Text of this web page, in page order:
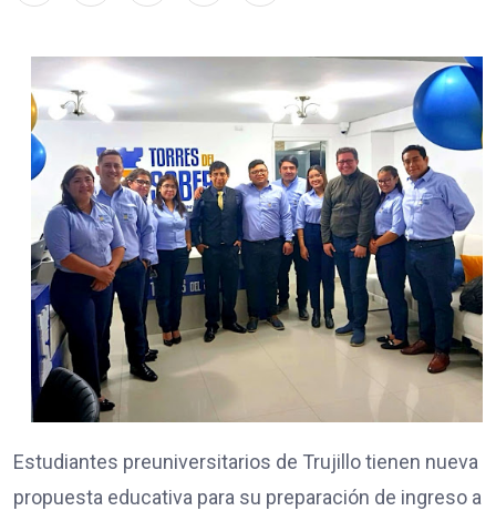
Estudiantes preuniversitarios de Trujillo tienen nueva
propuesta educativa para su preparación de ingreso a